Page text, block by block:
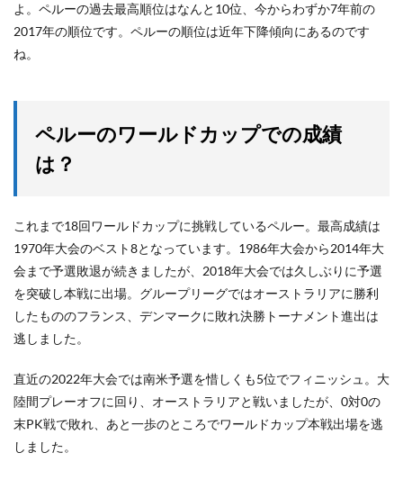
よ。ペルーの過去最高順位はなんと10位、今からわずか7年前の
2017年の順位です。ペルーの順位は近年下降傾向にあるのです
ね。
ペルーのワールドカップでの成績
は？
これまで18回ワールドカップに挑戦しているペルー。最高成績は
1970年大会のベスト8となっています。1986年大会から2014年大
会まで予選敗退が続きましたが、2018年大会では久しぶりに予選
を突破し本戦に出場。グループリーグではオーストラリアに勝利
したもののフランス、デンマークに敗れ決勝トーナメント進出は
逃しました。
直近の2022年大会では南米予選を惜しくも5位でフィニッシュ。大
陸間プレーオフに回り、オーストラリアと戦いましたが、0対0の
末PK戦で敗れ、あと一歩のところでワールドカップ本戦出場を逃
しました。